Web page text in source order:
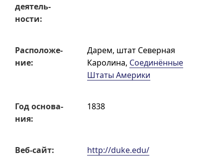
деятель­
ности:
Распо­ложе­
ние:
Дарем, штат Северная
Каролина, Соединённые
Штаты Америки
Год основа­
ния:
1838
Веб-сайт: http://duke.edu/